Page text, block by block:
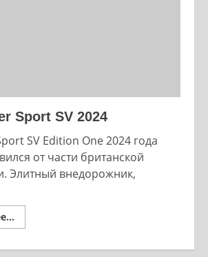
Sport SV 2024
SV Edition One 2024 года
от части британской
Элитный внедорожник,
more